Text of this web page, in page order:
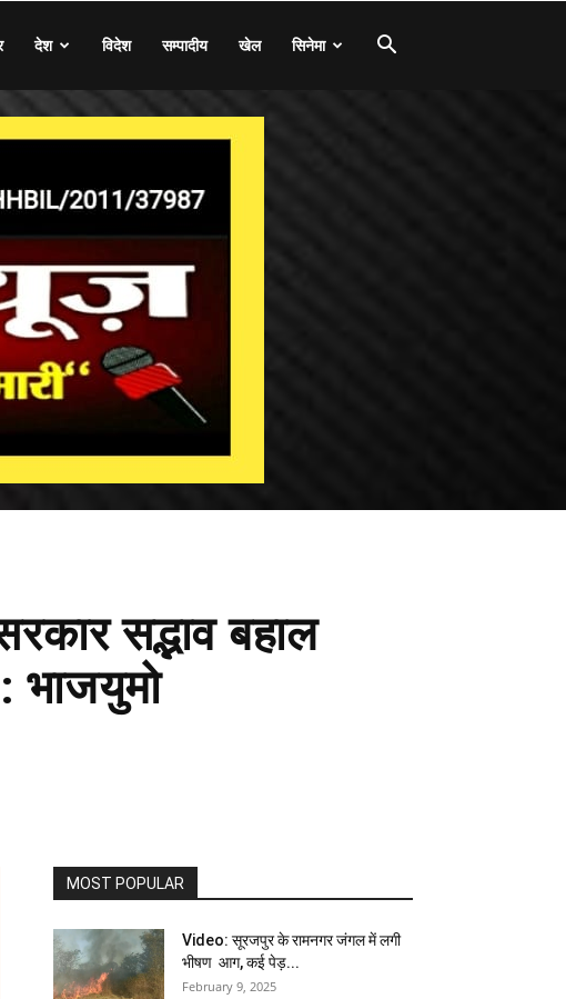
देश विदेश सम्पादीय खेल सिनेमा
सद्भाव बहाल
भाजयुमो
MOST POPULAR
Video: सूरजपुर के रामनगर जंगल में लगी
भीषण आग, कई पेड़...
February 9, 2025